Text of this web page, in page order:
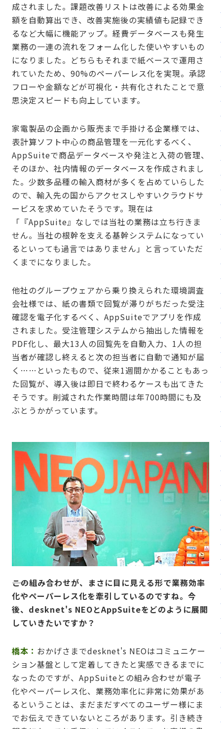
成されました。課題改善リストは改善による効果金
額を自動算出でき、改善実施後の実績値も記録でき
るなど大幅に機能アップ。経費データベースも発生
業務の一連の流れをフォーム化した使いやすいもの
になりました。どちらもそれまで紙ベースで運用さ
れていたため、90%のペーパーレス化を実現。承認
フローや金額などが可視化・共有化されたことで意
思決定スピードも向上しています。
家電製品の企画から販売まで手掛ける企業様では、
表計算ソフト中心の商品管理を一元化するべく、
AppSuiteで商品データベースや発注と入荷の管理、
そのほか、社内情報のデータベースを作成されまし
た。少数多品種の輸入商材が多くを占めていらした
ので、輸入先の国からアクセスしやすいクラウドサ
ービスを求めていたそうです。現在は
「『AppSuite』なしでは当社の業務は立ち行きま
せん。当社の根幹を支える基幹システムになってい
るといっても過言ではありません」と言っていただ
くまでになりました。
他社のグループウェアから乗り換えられた環境調査
会社様では、紙の書類で回覧が滞りがちだった受注
確認を電子化するべく、AppSuiteでアプリを作成
されました。受注管理システムから抽出した情報を
PDF化し、最大13人の回覧先を自動入力、1人の担
当者が確認し終えると次の担当者に自動で通知が届
く……といったもので、従来1週間かかることもあっ
た回覧が、導入後は即日で終わるケースも出てきた
そうです。削減された作業時間は年700時間にも及
ぶとうかがっています。
――この組み合わせが、まさに目に見える形で業務効率
化やペーパーレス化を牽引しているのですね。今
後、desknet's NEOとAppSuiteをどのように展開
していきたいですか？
橋本： おかげさまでdesknet's NEOはコミュニケー
ション基盤として定着してきたと実感できるまでに
なったのですが、AppSuiteとの組み合わせが電子
化やペーパーレス化、業務効率化に非常に効果があ
るということは、まだまだすべてのユーザー様にま
でお伝えできていないところがあります。引き続き